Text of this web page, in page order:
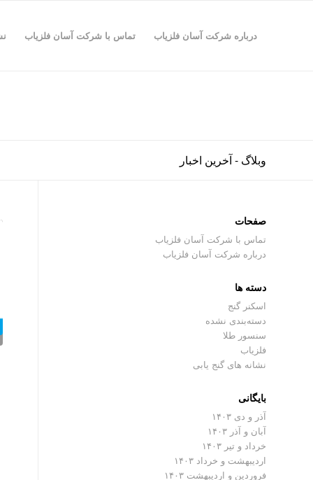
درباره شرکت آسان فلزیاب تماس با شرکت آسان فلزیاب
وبلاگ - آخرین اخبار
صفحات
تماس با شرکت آسان فلزیاب
درباره شرکت آسان فلزیاب
دسته ها
اسکنر گنج
دسته‌بندی نشده
سنسور طلا
فلزیاب
نشانه های گنج یابی
بایگانی
آذر و دی ۱۴۰۳
آبان و آذر ۱۴۰۳
خرداد و تیر ۱۴۰۳
اردیبهشت و خرداد ۱۴۰۳
فروردین و اردیبهشت ۱۴۰۳